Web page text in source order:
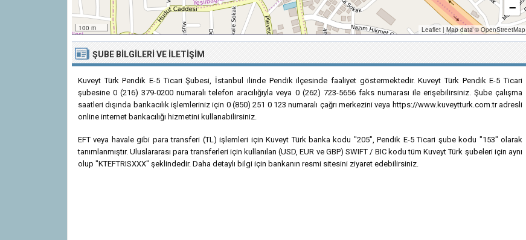
100 m
−
Leaflet | Map data ©OpenStreetMap
ŞUBE BILGILERI VE İLETIŞIM
Kuveyt Türk Pendik E-5 Ticari Şubesi, İstanbul ilinde Pendik ilçesinde faaliyet göstermektedir. Kuveyt Türk Pendik E-5 Ticari
şubesine 0 (216) 379-0200 numaralı telefon aracılığıyla veya 0 (262) 723-5656 faks numarası ile erişebilirsiniz. Şube çalışma
saatleri dışında bankacılık işlemleriniz için 0 (850) 251 0 123 numaralı çağrı merkezini veya https://www.kuveytturk.com.tr adresli
online internet bankacılığı hizmetini kullanabilirsiniz.
EFT veya havale gibi para transferi (TL) işlemleri için Kuveyt Türk banka kodu "205", Pendik E-5 Ticari şube kodu "153" olarak
tanımlanmıştır. Uluslararası para transferleri için kullanılan (USD, EUR ve GBP) SWIFT / BIC kodu tüm Kuveyt Türk şubeleri için aynı
olup "KTEFTRISXXX" şeklindedir. Daha detaylı bilgi için bankanın resmi sitesini ziyaret edebilirsiniz.